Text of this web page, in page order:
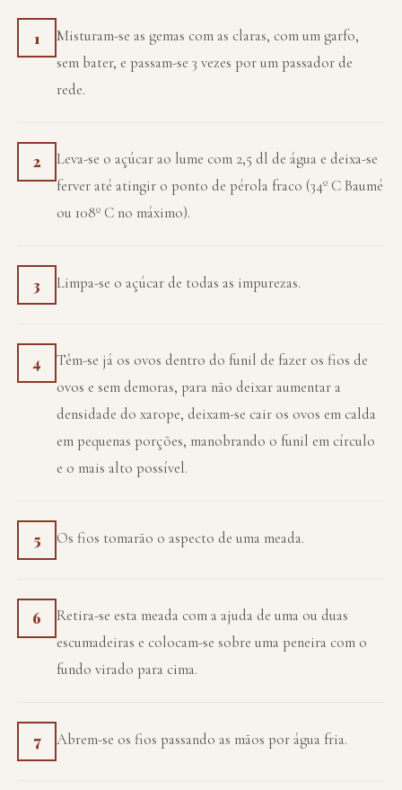
1
Misturam-se as gemas com as claras, com um garfo,
sem bater, e passam-se 3 vezes por um passador de
rede.
2
Leva-se o açúcar ao lume com 2,5 dl de água e deixa-se
ferver até atingir o ponto de pérola fraco (34º C Baumé
ou 108º C no máximo).
3 Limpa-se o açúcar de todas as impurezas.
4
Têm-se já os ovos dentro do funil de fazer os fios de
ovos e sem demoras, para não deixar aumentar a
densidade do xarope, deixam-se cair os ovos em calda
em pequenas porções, manobrando o funil em círculo
e o mais alto possível.
5 Os fios tomarão o aspecto de uma meada.
6
Retira-se esta meada com a ajuda de uma ou duas
escumadeiras e colocam-se sobre uma peneira com o
fundo virado para cima.
7 Abrem-se os fios passando as mãos por água fria.